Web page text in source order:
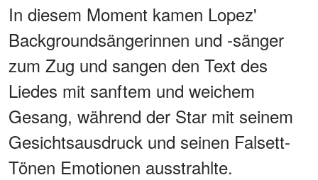
In diesem Moment kamen Lopez'
Backgroundsängerinnen und -sänger
zum Zug und sangen den Text des
Liedes mit sanftem und weichem
Gesang, während der Star mit seinem
Gesichtsausdruck und seinen Falsett-
Tönen Emotionen ausstrahlte.